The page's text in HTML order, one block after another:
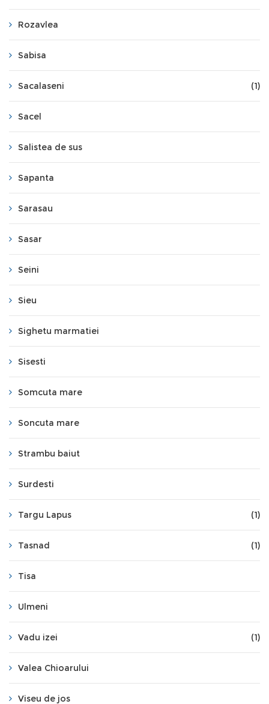
Rozavlea
Sabisa
Sacalaseni (1)
Sacel
Salistea de sus
Sapanta
Sarasau
Sasar
Seini
Sieu
Sighetu marmatiei
Sisesti
Somcuta mare
Soncuta mare
Strambu baiut
Surdesti
Targu Lapus (1)
Tasnad (1)
Tisa
Ulmeni
Vadu izei (1)
Valea Chioarului
Viseu de jos